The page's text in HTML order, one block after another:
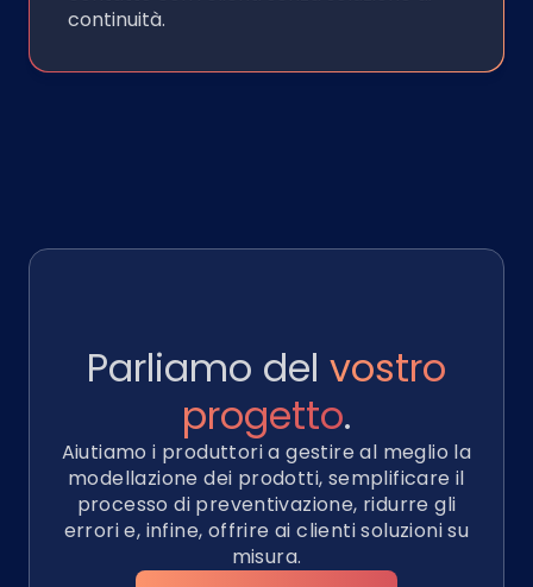
continuità.
Parliamo del vostro
progetto.
Aiutiamo i produttori a gestire al meglio la
modellazione dei prodotti, semplificare il
processo di preventivazione, ridurre gli
errori e, infine, offrire ai clienti soluzioni su
misura.